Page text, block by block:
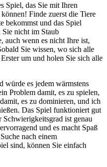
Spiel, das Sie mit Ihren
Finde zuerst die Tiere
bekommst und das Spiel
nicht im Staub
auch wenn es nicht Ihre ist,
Sie wissen, wo sich alle
um und holen Sie sich alle
würde es jedem wärmstens
Problem damit, es zu spielen,
es zu dominieren, und ich
Das Spiel funktioniert gut
ist genau
und es macht Spaß
nach einem
sind, können Sie einfach